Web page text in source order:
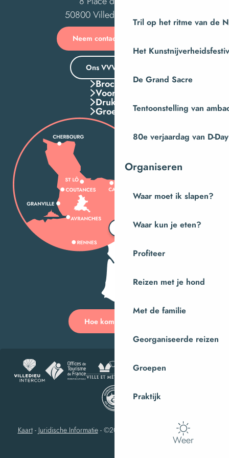
Tril op het ritme van de
Het
De Grand Sacre
Tentoonstelling van
80e verjaardag van D-Day
Organiseren
Waar moet ik slapen?
Waar kun je eten?
Profiteer
Reizen met je hond
Met de familie
Georganiseerde reizen
Groepen
Praktijk
Weer
50800 Villedieu-les-Poêles
Neem contact met ons op
Ons VVV-kantoor
Brochures
Voordelen
Druk Op
Groepen
Hoe kom ik daar?
Kaart- Juridische Informatie- ©2023 Villedieu-les-Poêles Intercom